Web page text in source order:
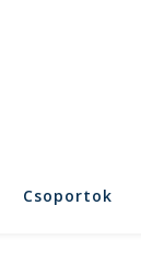
Csoportok